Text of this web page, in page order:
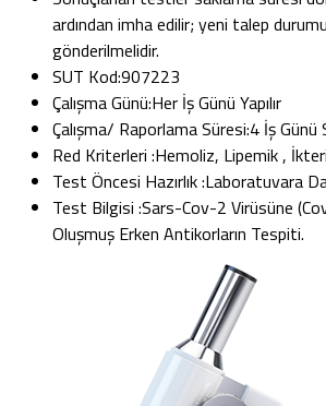
ardından imha edilir; yeni talep
gönderilmelidir.
SUT Kod:907223
Çalışma Günü:Her İş Günü Yapılır
Çalışma/ Raporlama Süresi:4 İş
Red Kriterleri :Hemoliz, Lipemik ,
Test Öncesi Hazırlık :Laboratuvara
Test Bilgisi :Sars-Cov-2 Virüsüne
Oluşmuş Erken Antikorların Tespiti.